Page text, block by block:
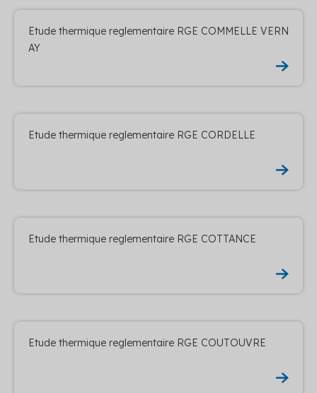
Etude thermique reglementaire RGE COMMELLE VERN
AY
Etude thermique reglementaire RGE CORDELLE
Etude thermique reglementaire RGE COTTANCE
Etude thermique reglementaire RGE COUTOUVRE